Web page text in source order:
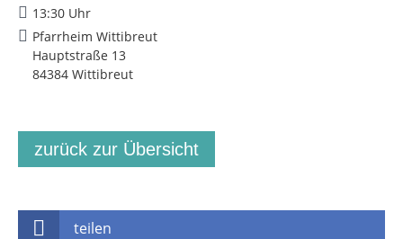
13:30 Uhr
Pfarrheim Wittibreut
Hauptstraße 13
84384 Wittibreut
zurück zur Übersicht
teilen